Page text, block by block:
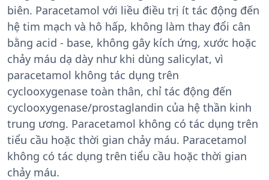
biên. Paracetamol với liều điều trị ít tác động đến
hệ tim mạch và hô hấp, không làm thay đổi cân
bằng acid - base, không gây kích ứng, xước hoặc
chảy máu dạ dày như khi dùng salicylat, vì
paracetamol không tác dụng trên
cyclooxygenase toàn thân, chỉ tác động đến
cyclooxygenase/prostaglandin của hệ thần kinh
trung ương. Paracetamol không có tác dụng trên
tiểu cầu hoặc thời gian chảy máu. Paracetamol
không có tác dụng trên tiểu cầu hoặc thời gian
chảy máu.